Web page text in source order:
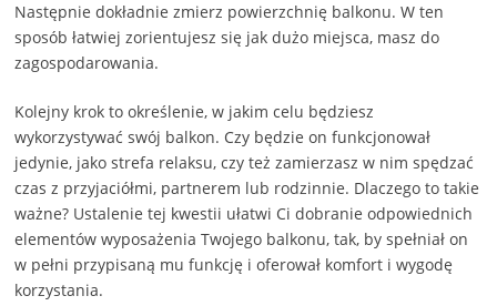
Następnie dokładnie zmierz powierzchnię balkonu. W ten
sposób łatwiej zorientujesz się jak dużo miejsca, masz do
zagospodarowania.
Kolejny krok to określenie, w jakim celu będziesz
wykorzystywać swój balkon. Czy będzie on funkcjonował
jedynie, jako strefa relaksu, czy też zamierzasz w nim spędzać
czas z przyjaciółmi, partnerem lub rodzinnie. Dlaczego to takie
ważne? Ustalenie tej kwestii ułatwi Ci dobranie odpowiednich
elementów wyposażenia Twojego balkonu, tak, by spełniał on
w pełni przypisaną mu funkcję i oferował komfort i wygodę
korzystania.